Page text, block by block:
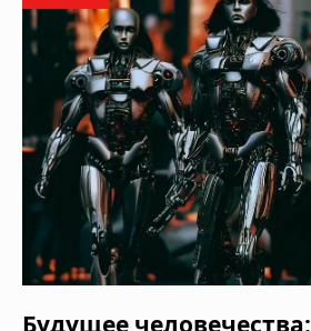
Будущее человечества: